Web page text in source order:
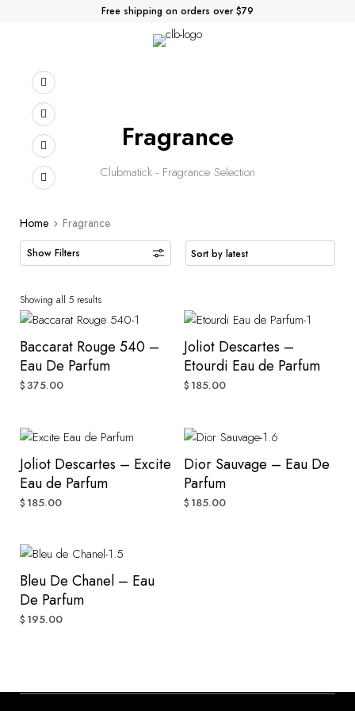
Free shipping on orders over $79
Fragrance
Clubmatick - Fragrance Selection
Home Fragrance
Showing all 5 results
Baccarat Rouge 540 –
Eau De Parfum
$375.00
Joliot Descartes –
Etourdi Eau de Parfum
$ 185.00
Joliot Descartes – Excite
Eau de Parfum
$ 185.00
Dior Sauvage – Eau De
Parfum
$ 185.00
Bleu De Chanel – Eau
De Parfum
$ 195.00